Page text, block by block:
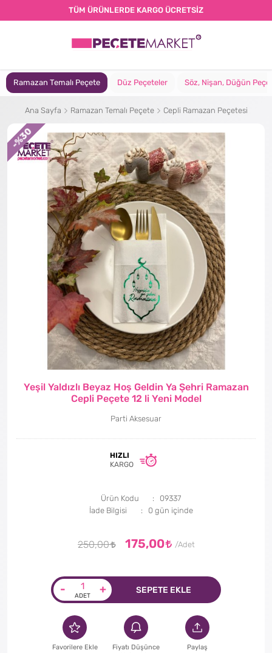
TÜM ÜRÜNLERDE KARGO ÜCRETSİZ
Ramazan Temalı Peçete Düz Peçeteler Söz, Nişan, Düğün
Ana Sayfa Ramazan Temalı Peçete Cepli Ramazan Peçetesi
Yeşil Yaldızlı Beyaz Hoş Geldin Ya Şehri Ramazan
Cepli Peçete 12 li Yeni Model
Parti Aksesuar
HIZLI
KARGO
Ürün Kodu
09337
İade Bilgisi
250,00
-
%30
175,00
- + SEPETE EKLE
Favorilere Ekle
Fiyatı Düşünce
Paylaş